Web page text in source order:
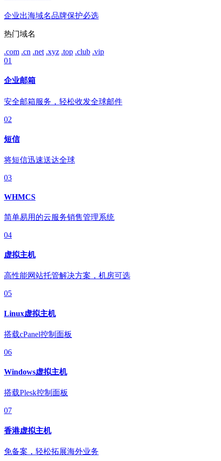
企业出海域名品牌保护必选
热门域名
.com .cn .net .xyz .top .club .vip
01
企业邮箱
安全邮箱服务，轻松收发全球邮件
02
短信
将短信迅速送达全球
03
WHMCS
简单易用的云服务销售管理系统
04
虚拟主机
高性能网站托管解决方案，机房可选
05
Linux虚拟主机
搭载cPanel控制面板
06
Windows虚拟主机
搭载Plesk控制面板
07
香港虚拟主机
免备案，轻松拓展海外业务